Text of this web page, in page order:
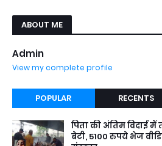
ABOUT ME
Admin
View my complete profile
POPULAR RECENTS
पिता की अंतिम विदाई
बेटी, 5100 रुपये भेज